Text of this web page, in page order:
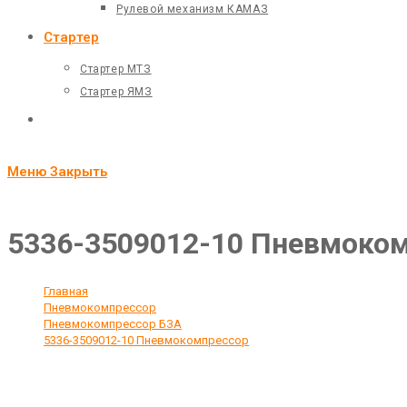
Рулевой механизм КАМАЗ
Стартер
Стартер МТЗ
Стартер ЯМЗ
веб-
Меню Закрыть
5336-3509012-10
Главная
Пневмокомпрессор
Пневмокомпрессор БЗА
5336-3509012-10 Пневмокомпрессор